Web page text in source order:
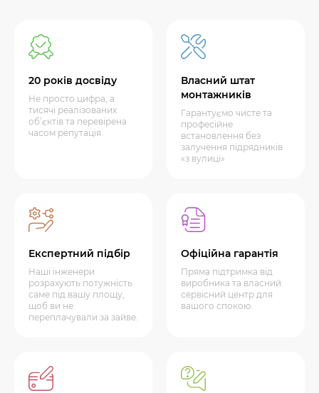
20 років досвіду
Не просто цифра, а
тисячі реалізованих
об’єктів та перевірена
часом репутація.
Власний штат
монтажників
Гарантуємо чисте та
професійне
встановлення без
залучення підрядників
«з вулиці»
Експертний підбір
Наші інженери
розрахують потужність
саме під вашу площу,
щоб ви не
переплачували за зайве.
Офіційна гарантія
Пряма підтримка від
виробника та власний
сервісний центр для
вашого спокою.